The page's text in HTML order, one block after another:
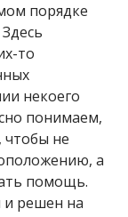
порядке
то
некоего
понимаем,
чтобы не
а
помощь.
и решен на